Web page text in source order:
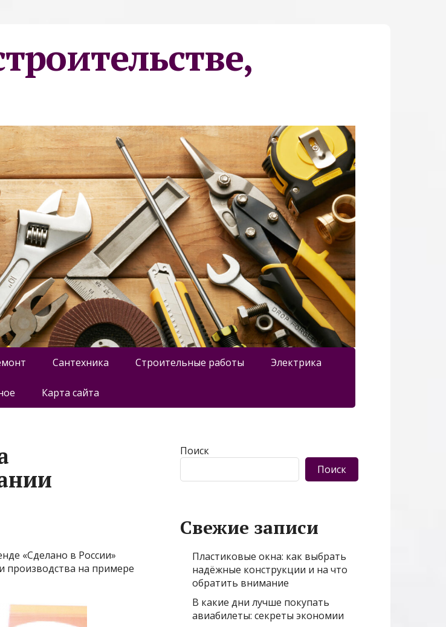
Сантехника Строительные работы Электрика
Карта сайта
«Сделано в России»
производства на примере
Поиск
Поиск
Свежие записи
Пластиковые окна: как выбрать
надёжные конструкции и на что
обратить внимание
В какие дни лучше покупать
авиабилеты: секреты экономии